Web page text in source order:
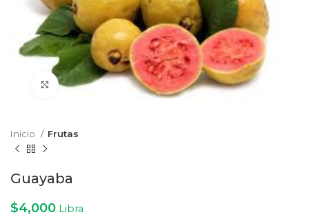
Click to enlarge
Inicio Frutas
Guayaba
$4,000 Libra